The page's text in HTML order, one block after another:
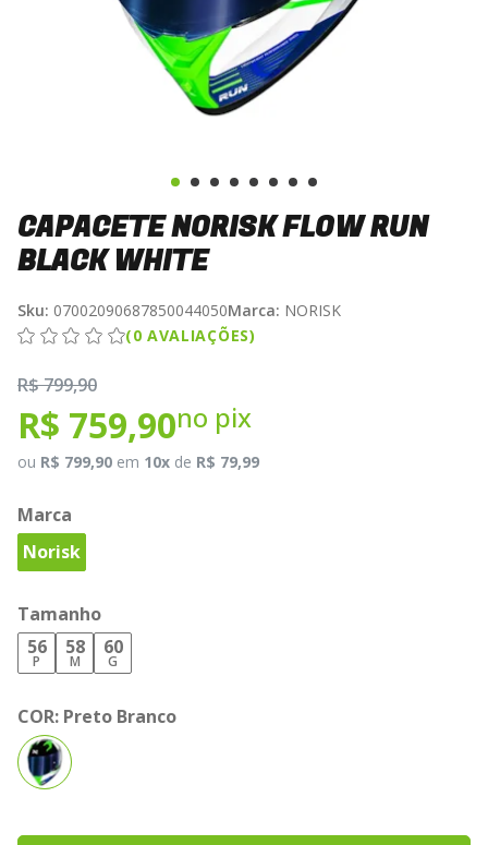
CAPACETE NORISK FLOW RUN
BLACK WHITE
Sku: 07002090687850044050Marca: NORISK
(0 AVALIAÇÕES)
R$ 799,90
R$ 759,90no pix
ou R$ 799,90 em 10x de R$ 79,99
Marca
Norisk
Tamanho
56
P
58
M
60
G
COR: Preto Branco